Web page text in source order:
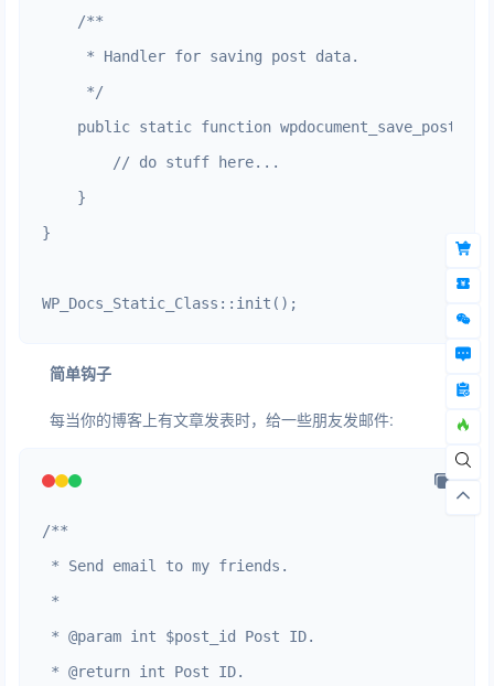
    /**
     * Handler for saving post data.
     */
public static function wpdocument_save_posts()
        // do stuff here...
    }
}
WP_Docs_Static_Class::init();
简单钩子
每当你的博客上有文章发表时，给一些朋友发邮件:
/**
* Send email to my friends.
*
* @param int $post_id Post ID.
* @return int Post ID.